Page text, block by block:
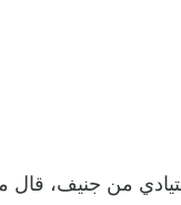
من جنيف، قال